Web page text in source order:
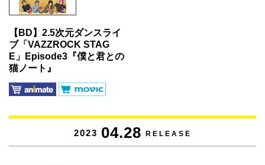
【BD】2.5次元ダンスライ
ブ「VAZZROCK STAG
E」Episode3『僕と君との
猫ノート』
2023 04.28 RELEASE